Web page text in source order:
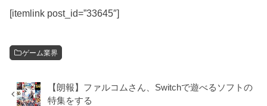
[itemlink post_id=”33645″]
ゲーム業界
【朗報】ファルコムさん、Switchで遊べるソフトの
特集をする